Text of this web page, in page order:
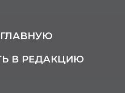
В РЕДАКЦИЮ